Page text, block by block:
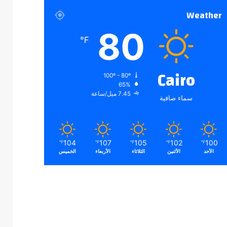
Weather
Cairo
سماء صافية
80
℉
65%
7.45 ميل/ساعة
100
℉
الأحد
102
℉
الأثنين
105
℉
الثلاثاء
107
℉
الأربعاء
104
℉
الخميس